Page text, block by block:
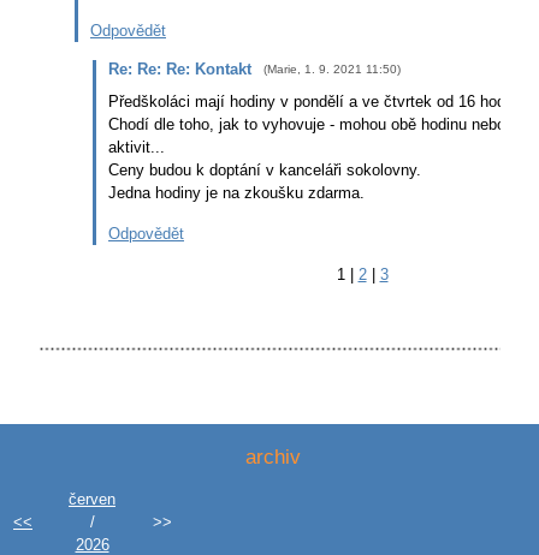
Odpovědět
Re: Re: Re: Kontakt (Marie 1. 9. 2021 11:50)
Předškoláci mají hodiny v pondělí a ve čtvrtek od 16 hod.
Chodí dle toho, jak to vyhovuje - mohou obě hodinu nebo jen
aktivit...
Ceny budou k doptání v kanceláři sokolovny.
Jedna hodiny je na zkoušku zdarma.
Odpovědět
1 2 3
archiv
<<
červen
/
2026
>>